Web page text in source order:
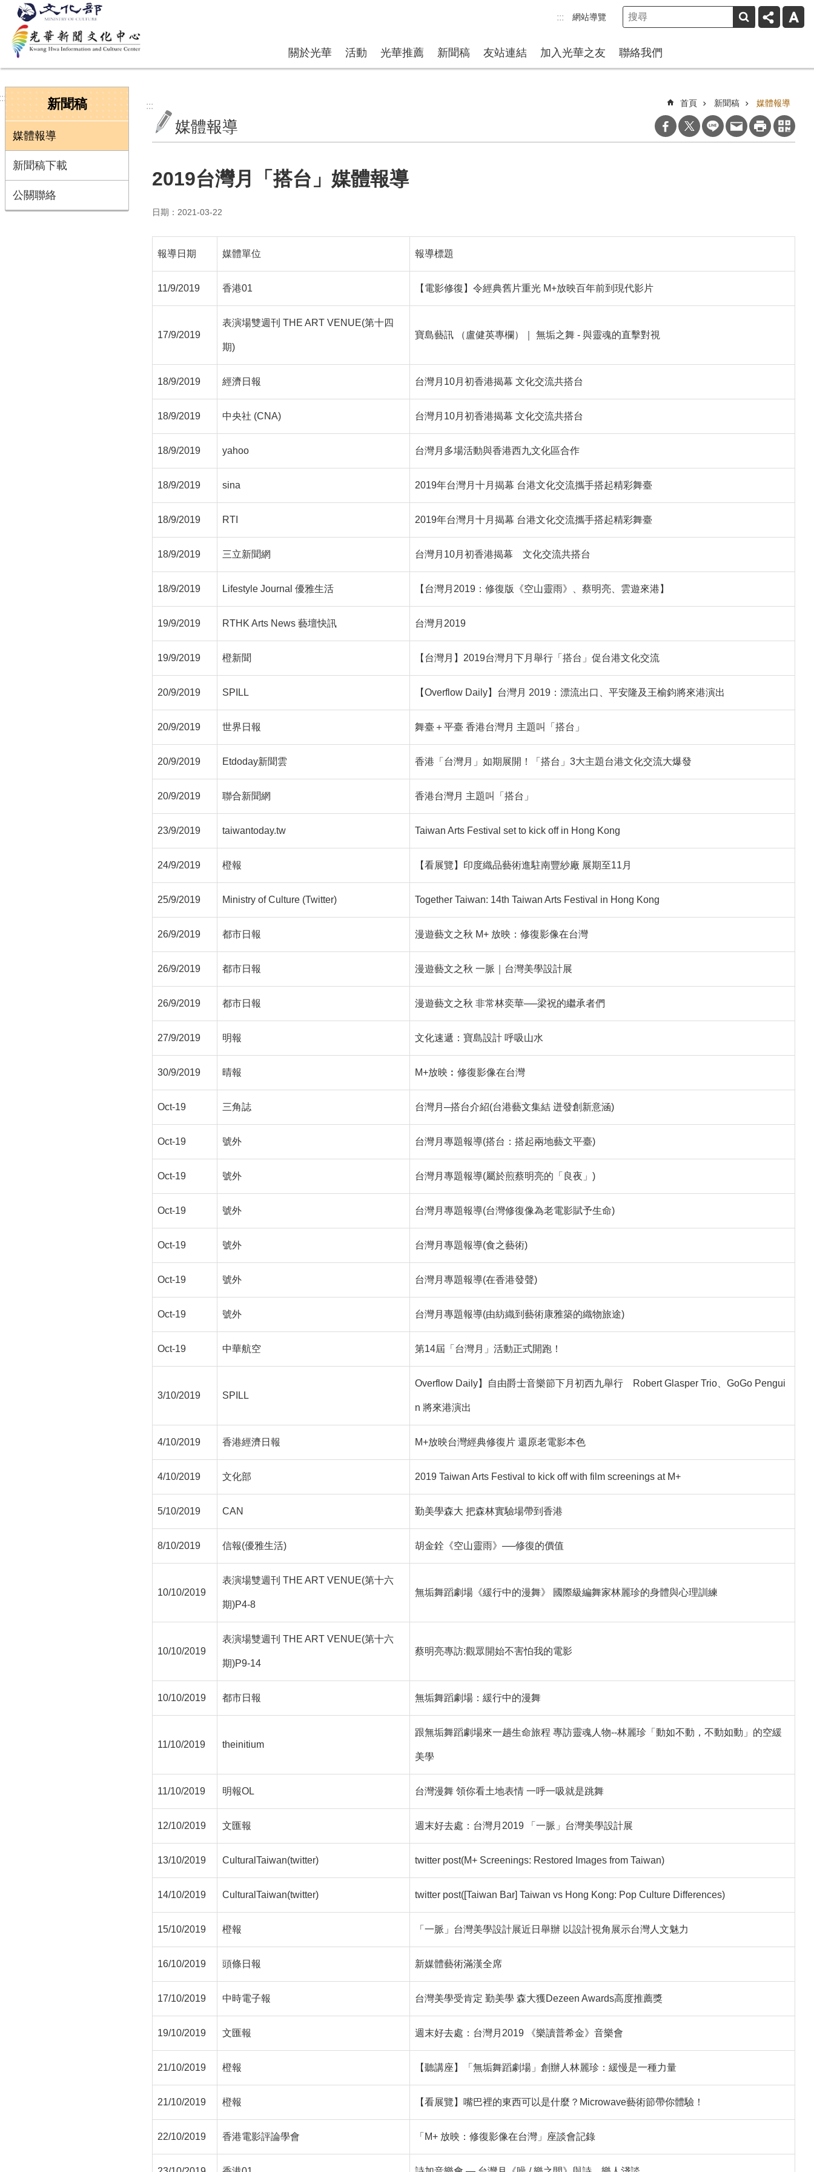
跳到主要內容區塊
::: 網站導覽
關於光華 活動 光華推薦 新聞稿 友站連結 加入光華之友 聯絡我們
新聞稿
媒體報導
新聞稿下載
公關聯絡
::: 首頁 新聞稿 媒體報導
媒體報導
2019台灣月「搭台」媒體報導
日期：2021-03-22
報導日期 媒體單位 報導標題
11/9/2019 香港01 【電影修復】令經典舊片重光 M+放映百年前到現代影片
17/9/2019
表演場雙週刊 THE ART VENUE(第十四
期)
寶島藝訊 （盧健英專欄）｜ 無垢之舞 - 與靈魂的直擊對視
18/9/2019 經濟日報 台灣月10月初香港揭幕 文化交流共搭台
18/9/2019 中央社 (CNA) 台灣月10月初香港揭幕 文化交流共搭台
18/9/2019 yahoo 台灣月多場活動與香港西九文化區合作
18/9/2019 sina 2019年台灣月十月揭幕 台港文化交流攜手搭起精彩舞臺
18/9/2019 RTI 2019年台灣月十月揭幕 台港文化交流攜手搭起精彩舞臺
18/9/2019 三立新聞網 台灣月10月初香港揭幕 文化交流共搭台
18/9/2019 Lifestyle Journal 優雅生活 【台灣月2019：修復版《空山靈雨》、蔡明亮、雲遊來港】
19/9/2019 RTHK Arts News 藝壇快訊 台灣月2019
19/9/2019 橙新聞 【台灣月】2019台灣月下月舉行「搭台」促台港文化交流
20/9/2019 SPILL 【Overflow Daily】台灣月 2019：漂流出口、平安隆及王榆鈞將來港演出
20/9/2019 世界日報 舞臺＋平臺 香港台灣月 主題叫「搭台」
20/9/2019 Etdoday新聞雲 香港「台灣月」如期展開！「搭台」3大主題台港文化交流大爆發
20/9/2019 聯合新聞網 香港台灣月 主題叫「搭台」
23/9/2019 taiwantoday.tw Taiwan Arts Festival set to kick off in Hong Kong
24/9/2019 橙報 【看展覽】印度織品藝術進駐南豐紗廠 展期至11月
25/9/2019 Ministry of Culture (Twitter) Together Taiwan: 14th Taiwan Arts Festival in Hong Kong
26/9/2019 都市日報 漫遊藝文之秋 M+ 放映：修復影像在台灣
26/9/2019 都市日報 漫遊藝文之秋 一脈｜台灣美學設計展
26/9/2019 都市日報 漫遊藝文之秋 非常林奕華──梁祝的繼承者們
27/9/2019 明報 文化速遞：寶島設計 呼吸山水
30/9/2019 晴報 M+放映︰修復影像在台灣
Oct-19 三角誌 台灣月─搭台介紹(台港藝文集結 迸發創新意涵)
Oct-19 號外 台灣月專題報導(搭台：搭起兩地藝文平臺)
Oct-19 號外 台灣月專題報導(屬於煎蔡明亮的「良夜」)
Oct-19 號外 台灣月專題報導(台灣修復像為老電影賦予生命)
Oct-19 號外 台灣月專題報導(食之藝術)
Oct-19 號外 台灣月專題報導(在香港發聲)
Oct-19 號外 台灣月專題報導(由紡織到藝術康雅築的織物旅途)
Oct-19 中華航空 第14屆「台灣月」活動正式開跑！
3/10/2019 SPILL
Overflow Daily】自由爵士音樂節下月初西九舉行 Robert Glasper Trio、GoGo Pengui
n 將來港演出
4/10/2019 香港經濟日報 M+放映台灣經典修復片 還原老電影本色
4/10/2019 文化部 2019 Taiwan Arts Festival to kick off with film screenings at M+
5/10/2019 CAN 勤美學森大 把森林實驗場帶到香港
8/10/2019 信報(優雅生活) 胡金銓《空山靈雨》──修復的價值
10/10/2019
表演場雙週刊 THE ART VENUE(第十六
期)P4-8
無垢舞蹈劇場《緩行中的漫舞》 國際級編舞家林麗珍的身體與心理訓練
10/10/2019
表演場雙週刊 THE ART VENUE(第十六
期)P9-14
蔡明亮專訪:觀眾開始不害怕我的電影
10/10/2019 都市日報 無垢舞蹈劇場：緩行中的漫舞
11/10/2019 theinitium
跟無垢舞蹈劇場來一趟生命旅程 專訪靈魂人物--林麗珍「動如不動，不動如動」的空緩
美學
11/10/2019 明報OL 台灣漫舞 領你看土地表情 一呼一吸就是跳舞
12/10/2019 文匯報 週末好去處：台灣月2019 「一脈」台灣美學設計展
13/10/2019 CulturalTaiwan(twitter) twitter post(M+ Screenings: Restored Images from Taiwan)
14/10/2019 CulturalTaiwan(twitter) twitter post([Taiwan Bar] Taiwan vs Hong Kong: Pop Culture Differences)
15/10/2019 橙報 「一脈」台灣美學設計展近日舉辦 以設計視角展示台灣人文魅力
16/10/2019 頭條日報 新媒體藝術滿漢全席
17/10/2019 中時電子報 台灣美學受肯定 勤美學 森大獲Dezeen Awards高度推薦獎
19/10/2019 文匯報 週末好去處：台灣月2019 《樂讀普希金》音樂會
21/10/2019 橙報 【聽講座】「無垢舞蹈劇場」創辦人林麗珍：緩慢是一種力量
21/10/2019 橙報 【看展覽】嘴巴裡的東西可以是什麼？Microwave藝術節帶你體驗！
22/10/2019 香港電影評論學會 「M+ 放映：修復影像在台灣」座談會記錄